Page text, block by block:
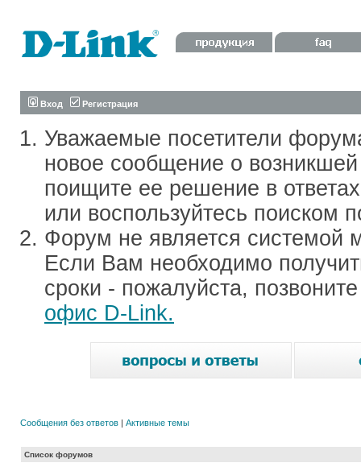
Вход Регистрация
Уважаемые посетители
новое сообщение о
поищите ее решение в
или воспользуйтесь поиском
Форум не является системой
Если Вам необходимо
сроки - пожалуйста,
офис D-Link.
Сообщения без ответов | Активные темы
Список форумов